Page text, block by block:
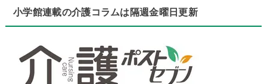
小学館連載の介護コラムは隔週金曜日更新